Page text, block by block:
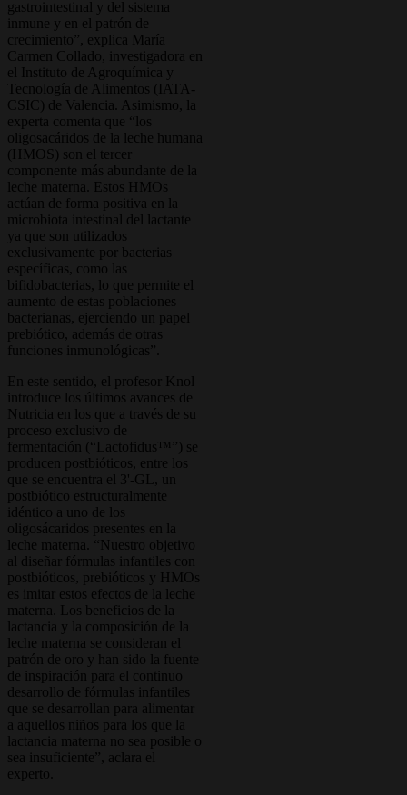
gastrointestinal y del sistema
inmune y en el patrón de
crecimiento”, explica María
Carmen Collado, investigadora en
el Instituto de Agroquímica y
Tecnología de Alimentos (IATA-
CSIC) de Valencia. Asimismo, la
experta comenta que “los
oligosacáridos de la leche humana
(HMOS) son el tercer
componente más abundante de la
leche materna. Estos HMOs
actúan de forma positiva en la
microbiota intestinal del lactante
ya que son utilizados
exclusivamente por bacterias
específicas, como las
bifidobacterias, lo que permite el
aumento de estas poblaciones
bacterianas, ejerciendo un papel
prebiótico, además de otras
funciones inmunológicas”.
En este sentido, el profesor Knol
introduce los últimos avances de
Nutricia en los que a través de su
proceso exclusivo de
fermentación (“Lactofidus™”) se
producen postbióticos, entre los
que se encuentra el 3'-GL, un
postbiótico estructuralmente
idéntico a uno de los
oligosácaridos presentes en la
leche materna. “Nuestro objetivo
al diseñar fórmulas infantiles con
postbióticos, prebióticos y HMOs
es imitar estos efectos de la leche
materna. Los beneficios de la
lactancia y la composición de la
leche materna se consideran el
patrón de oro y han sido la fuente
de inspiración para el continuo
desarrollo de fórmulas infantiles
que se desarrollan para alimentar
a aquellos niños para los que la
lactancia materna no sea posible o
sea insuficiente”, aclara el
experto.